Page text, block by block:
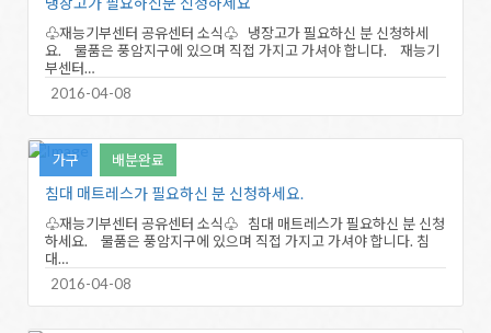
♧재능기부센터 공유센터 소식♧ 냉장고가 필요하신 분 신청하세
요. 물품은 풍암지구에 있으며 직접 가지고 가셔야 합니다. 재능기
부센터…
2016-04-08
가구 배분완료
침대 매트레스가 필요하신 분 신청하세요.
♧재능기부센터 공유센터 소식♧ 침대 매트레스가 필요하신 분 신청
하세요. 물품은 풍암지구에 있으며 직접 가지고 가셔야 합니다. 침
대…
2016-04-08